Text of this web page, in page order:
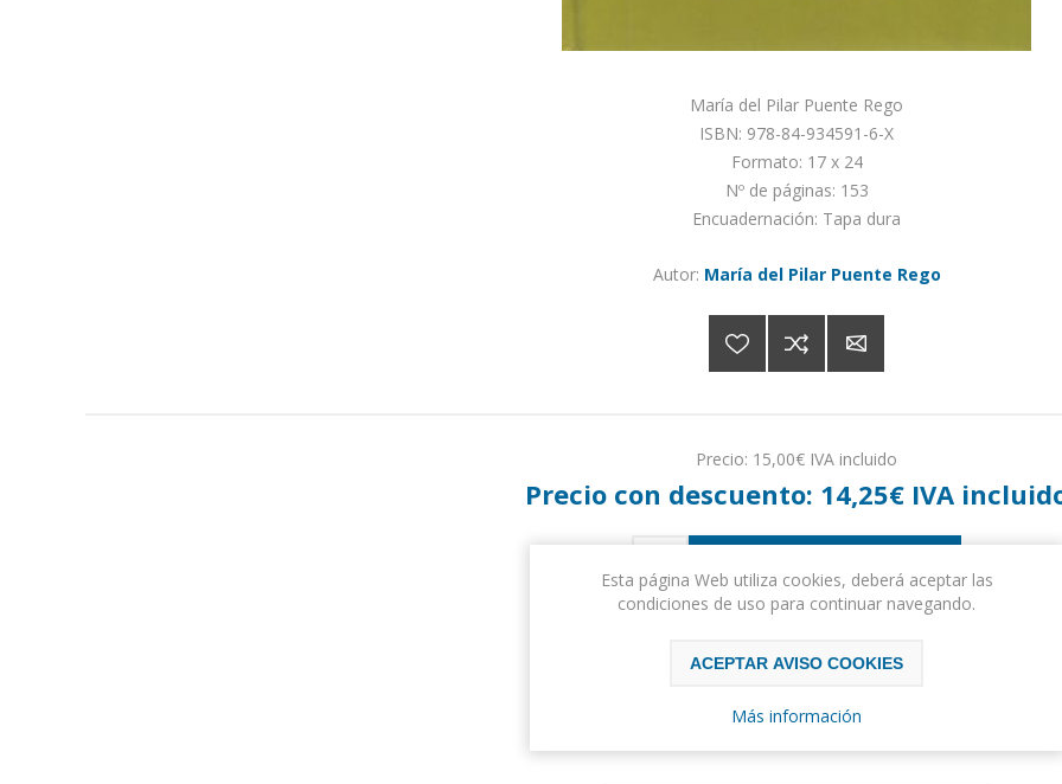
María del Pilar Puente Rego
ISBN: 978-84-934591-6-X
Formato: 17 x 24
Nº de páginas: 153
Encuadernación: Tapa dura
Autor: María del Pilar Puente Rego
Precio: 15,00€ IVA incluido
Precio con descuento: 14,25€ IVA
Esta página Web utiliza cookies, deberá aceptar las
condiciones de uso para continuar navegando.
ACEPTAR AVISO COOKIES
Más información